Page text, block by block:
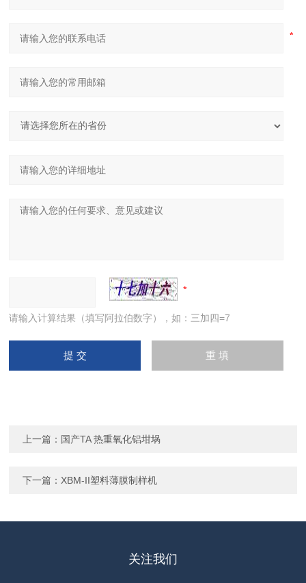
请输入计算结果（填写阿拉伯数字），如：三加四=7
上一篇： 国产TA 热重氧化铝坩埚
下一篇： XBM-II塑料薄膜制样机
关注我们